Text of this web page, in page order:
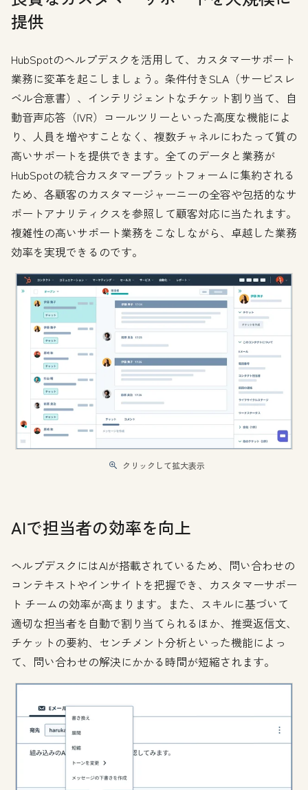
提供
HubSpotのヘルプデスクを活用して、カスタマーサポート
業務に変革を起こしましょう。条件付きSLA（サービスレ
ベル合意書）、インテリジェントなチケット割り当て、自
動音声応答（IVR）コールツリーといった高度な機能によ
り、人員を増やすことなく、複数チャネルにわたって質の
高いサポートを提供できます。全てのデータと業務が
HubSpotの統合カスタマープラットフォームに集約される
ため、各顧客のカスタマージャーニーの全容や包括的なサ
ポートアナリティクスを参照して顧客対応に当たれます。
複雑性の高いサポート業務をこなしながら、卓越した業務
効率を実現できるのです。
クリックして拡大表示
AIで担当者の効率を向上
ヘルプデスクにはAIが搭載されているため、問い合わせの
コンテキストやインサイトを把握でき、カスタマーサポー
ト チームの効率が高まります。また、スキルに基づいて
適切な担当者を自動で割り当てられるほか、推奨返信文、
チケットの要約、センチメント分析といった機能によっ
て、問い合わせの解決にかかる時間が短縮されます。